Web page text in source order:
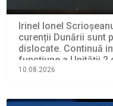
Irinel Ionel
curenții Dunării sunt
dislocate. Continuă
funcțiune a Unității 2
10.08.2026